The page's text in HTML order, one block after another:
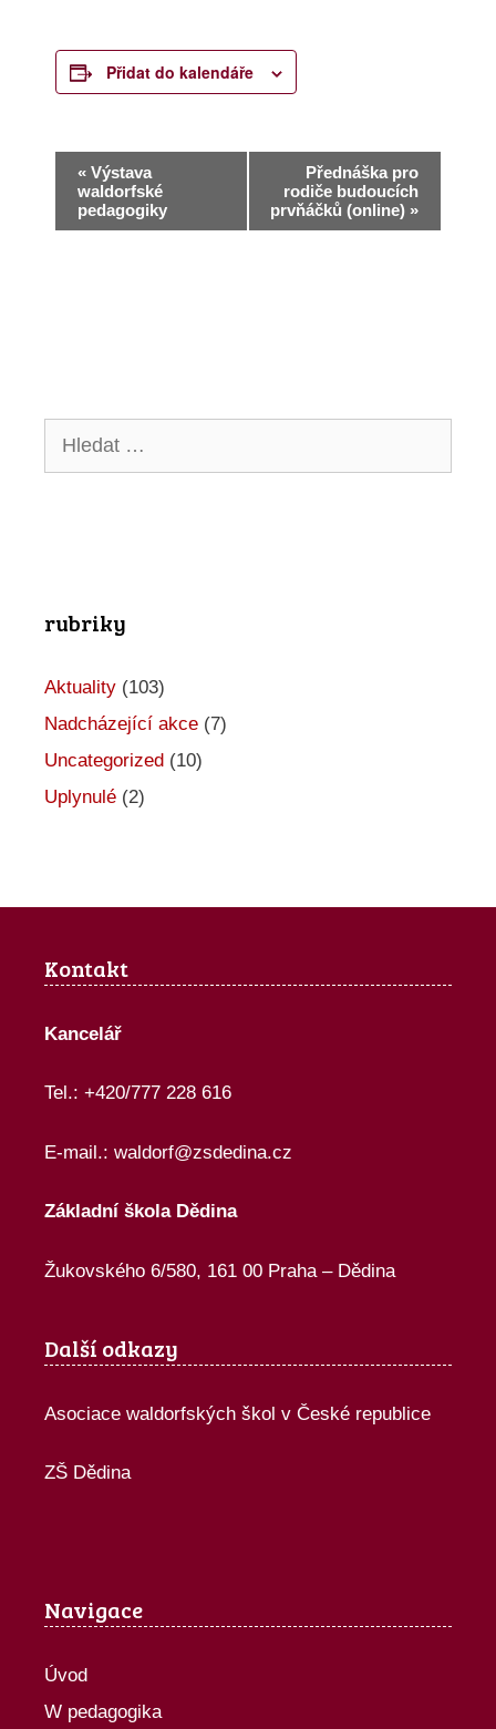
Přidat do kalendáře
c
e
A
c
e
« Výstava
waldorfské
pedagogiky
Přednáška pro
rodiče budoucích
prvňáčků (online) »
Hledat:
rubriky
Aktuality (103)
Nadcházející akce (7)
Uncategorized (10)
Uplynulé (2)
Kontakt
Kancelář
Tel.: +420/777 228 616
E-mail.: waldorf@zsdedina.cz
Základní škola Dědina
Žukovského 6/580, 161 00 Praha – Dědina
Další odkazy
Asociace waldorfských škol v České republice
ZŠ Dědina
Navigace
Úvod
W pedagogika